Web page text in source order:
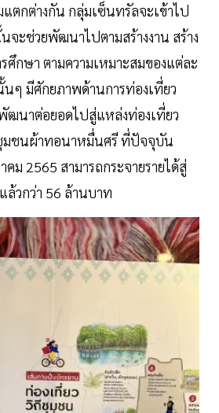
ตกต่างกัน กลุ่มเซ็นทรัลจะเข้าไป
ะช่วยพัฒนาไปตามสร้างงาน สร้าง
ศึกษา ตามความเหมาะสมของแต่ละ
มีศักยภาพด้านการท่องเที่ยว
นาต่อยอดไปสู่แหล่งท่องเที่ยว
มชนผ้าทอนาหมื่นศรี ที่ปัจจุบัน
ม 2565 สามารถกระจายรายได้สู่
ล้วกว่า 56 ล้านบาท